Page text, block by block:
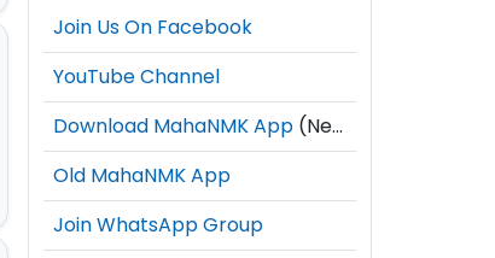
Join Us On Facebook
YouTube Channel
Download MahaNMK App (New)
Old MahaNMK App
Join WhatsApp Group